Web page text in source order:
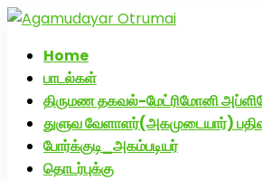
Home
பாடல்கள்
திருமண தகவல்-மேட்ரிமோனி
துளுவ வேளாளர்(அகமுடையார்)
போர்க்குடி_அகம்படியர்
தொடர்புக்கு
அகமுடையார் திருமண வரன்களுக்கு